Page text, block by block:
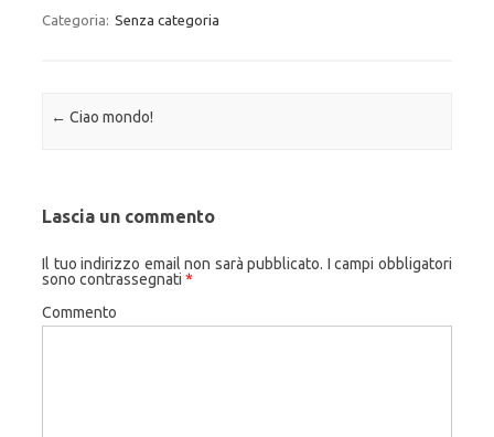
Categoria: Senza categoria
Navigazione articolo
← Ciao mondo!
Lascia un commento
Il tuo indirizzo email non sarà pubblicato. I campi obbligatori
sono contrassegnati *
Commento